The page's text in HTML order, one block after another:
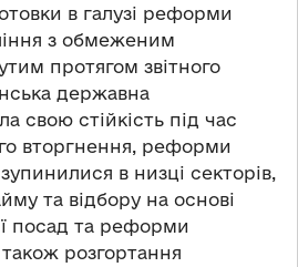
в галузі реформи
з обмеженим
протягом звітного
державна
свою стійкість під час
вторгнення, реформи
в низці секторів,
та відбору на основі
посад та реформи
також розгортання